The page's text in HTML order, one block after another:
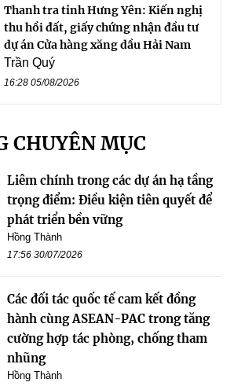
Thanh tra tỉnh Hưng Yên: Kiến nghị
thu hồi đất, giấy chứng nhận đầu tư
dự án Cửa hàng xăng dầu Hải Nam
Trần Quý
16:28 05/08/2026
CHUYÊN MỤC
Liêm chính trong các dự án hạ tầng
trọng điểm: Điều kiện tiên quyết để
phát triển bền vững
Hồng Thành
17:56 30/07/2026
Các đối tác quốc tế cam kết đồng
hành cùng ASEAN-PAC trong tăng
cường hợp tác phòng, chống tham
nhũng
Hồng Thành